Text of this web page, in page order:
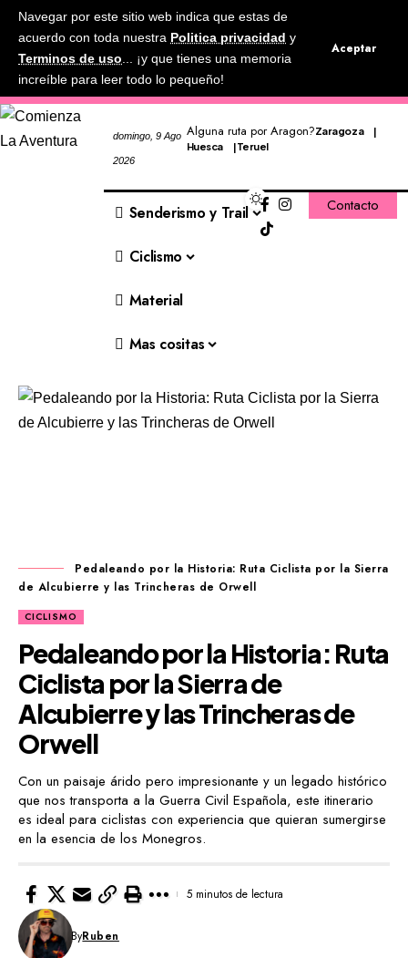
Navegar por este sitio web indica que estas de
acuerdo con toda nuestra Politica privacidad y
Terminos de uso... ¡y que tienes una memoria
increíble para leer todo lo pequeño!
Aceptar
domingo, 9 Ago
2026
Alguna ruta por Aragon?Zaragoza
Huesca
Teruel
Senderismo y Trail
Ciclismo
Material
Mas cositas
Contacto
Pedaleando por la Historia: Ruta Ciclista por la Sierra
de Alcubierre y las Trincheras de Orwell
CICLISMO
Pedaleando por la Historia: Ruta
Ciclista por la Sierra de
Alcubierre y las Trincheras de
Orwell
Con un paisaje árido pero impresionante y un legado histórico
que nos transporta a la Guerra Civil Española, este itinerario
es ideal para ciclistas con experiencia que quieran sumergirse
en la esencia de los Monegros.
ByRuben
5 minutos de lectura